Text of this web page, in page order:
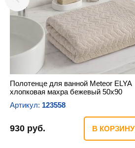
Полотенце для ванной Meteor ELYA
хлопковая махра бежевый 50х90
Артикул: 123558
930 руб. В КОРЗИНУ